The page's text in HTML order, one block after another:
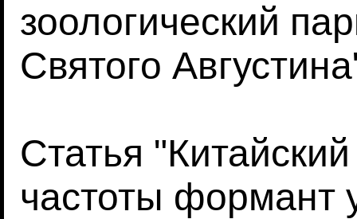
зоологический
Святого
Статья
частоты формант